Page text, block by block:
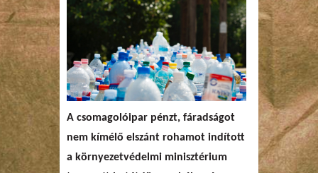
A csomagolóipar pénzt, fáradságot
nem kímélő elszánt rohamot indított
a környezetvédelmi minisztérium